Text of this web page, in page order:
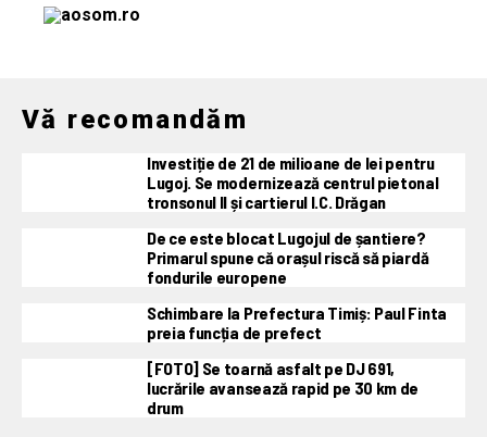
Vă recomandăm
Investiție de 21 de milioane de lei pentru
Lugoj. Se modernizează centrul pietonal
tronsonul II și cartierul I.C. Drăgan
De ce este blocat Lugojul de șantiere?
Primarul spune că orașul riscă să piardă
fondurile europene
Schimbare la Prefectura Timiș: Paul Finta
preia funcția de prefect
[FOTO] Se toarnă asfalt pe DJ 691,
lucrările avansează rapid pe 30 km de
drum